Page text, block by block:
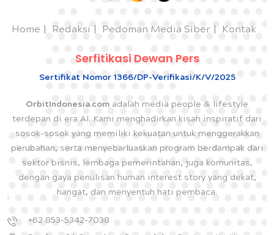
Home Redaksi Pedoman Media Siber Kontak
Serfitikasi Dewan Pers
Sertifikat Nomor 1366/DP-Verifikasi/K/V/2025
OrbitIndonesia.com adalah media people & lifestyle
terdepan di era AI. Kami menghadirkan kisah inspiratif dari
sosok-sosok yang memiliki kekuatan untuk menggerakkan
perubahan, serta menyebarluaskan program berdampak dari
sektor bisnis, lembaga pemerintahan, juga komunitas,
dengan gaya penulisan human interest story yang dekat,
hangat, dan menyentuh hati pembaca.
+62 853-5342-7038